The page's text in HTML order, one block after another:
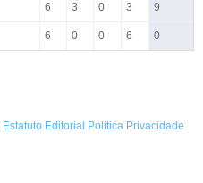
6 3 0 3 9
6 0 0 6 0
Estatuto Editorial Politica Privacidade